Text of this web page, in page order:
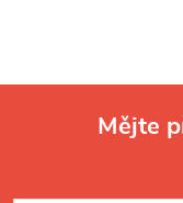
Mějte